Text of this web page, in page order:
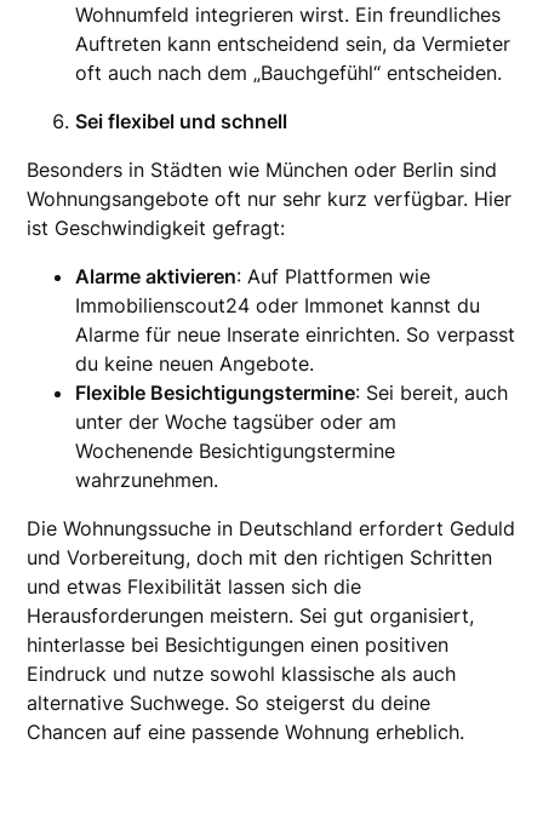
Wohnumfeld integrieren wirst. Ein freundliches
Auftreten kann entscheidend sein, da Vermieter
oft auch nach dem „Bauchgefühl“ entscheiden.
Sei flexibel und schnell
Besonders in Städten wie München oder Berlin sind
Wohnungsangebote oft nur sehr kurz verfügbar. Hier
ist Geschwindigkeit gefragt:
Alarme aktivieren: Auf Plattformen wie
Immobilienscout24 oder Immonet kannst du
Alarme für neue Inserate einrichten. So verpasst
du keine neuen Angebote.
Flexible Besichtigungstermine: Sei bereit, auch
unter der Woche tagsüber oder am
Wochenende Besichtigungstermine
wahrzunehmen.
Die Wohnungssuche in Deutschland erfordert Geduld
und Vorbereitung, doch mit den richtigen Schritten
und etwas Flexibilität lassen sich die
Herausforderungen meistern. Sei gut organisiert,
hinterlasse bei Besichtigungen einen positiven
Eindruck und nutze sowohl klassische als auch
alternative Suchwege. So steigerst du deine
Chancen auf eine passende Wohnung erheblich.